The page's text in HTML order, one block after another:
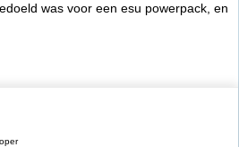
was voor een esu powerpack, en